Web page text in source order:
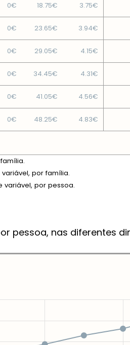
0€ 18.75€ 3.75€
0€ 23.65€ 3.94€
0€ 29.05€ 4.15€
0€ 34.45€ 4.31€
0€ 41.05€ 4.56€
0€ 48.25€ 4.83€
por família.
variável, por pessoa.
pessoa, nas diferentes